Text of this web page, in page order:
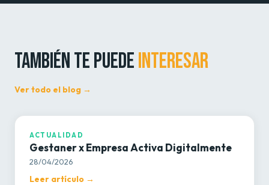
TAMBIÉN TE PUEDEINTERESAR
Ver todo el blog →
ACTUALIDAD
Gestaner x Empresa Activa Digitalmente
28/04/2026
Leer artículo →